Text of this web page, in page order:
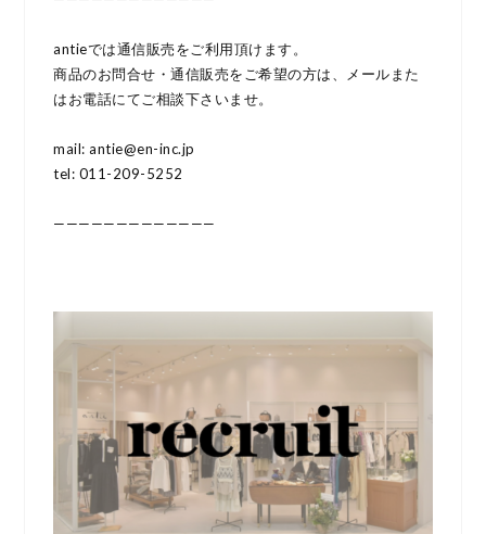
antieでは通信販売をご利用頂けます。
商品のお問合せ・通信販売をご希望の方は、メールまた
はお電話にてご相談下さいませ。
mail: antie@en-inc.jp
tel: 011-209-5252
—————————————